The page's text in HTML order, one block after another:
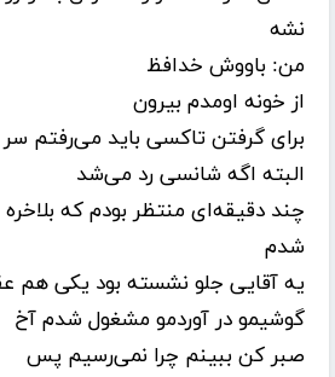
نشه
من: باووش خدافظ
از خونه اومدم بیرون
برای گرفتن تاکسی باید می‌رفتم
البته اگه شانسی رد می‌شد
چند دقیقه‌ای منتظر بودم که
شدم
یه آقایی جلو نشسته بود یکی هم
گوشیمو در آوردمو مشغول شدم آخ
صبر کن ببینم چرا نمی‌رسیم پس